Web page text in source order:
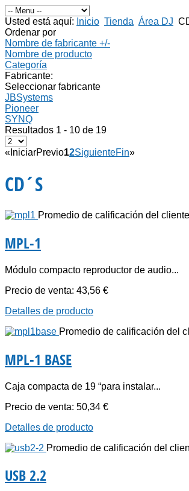
Usted está aquí: Inicio Tienda Área DJ
Ordenar por
Nombre de fabricante +/-
Nombre de producto
Categoría
Fabricante:
Seleccionar fabricante
JBSystems
Pioneer
SYNQ
Resultados 1 - 10 de 19
« IniciarPrevio12SiguienteFin»
CD´S
Promedio de calificación del
MPL-1
Módulo compacto reproductor de audio...
Precio de venta: 43,56 €
Detalles de producto
Promedio de calificación del
MPL-1 BASE
Caja compacta de 19 “para instalar...
Precio de venta: 50,34 €
Detalles de producto
Promedio de calificación del
USB 2.2